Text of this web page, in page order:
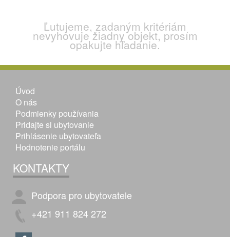
Ľutujeme, zadaným kritériám
nevyhovuje žiadny objekt, prosím
opakujte hľadanie.
Úvod
O nás
Podmienky používania
Pridajte si ubytovanie
Prihlásenie ubytovateľa
Hodnotenie portálu
KONTAKTY
Podpora pro ubytovatele
+421 911 824 272